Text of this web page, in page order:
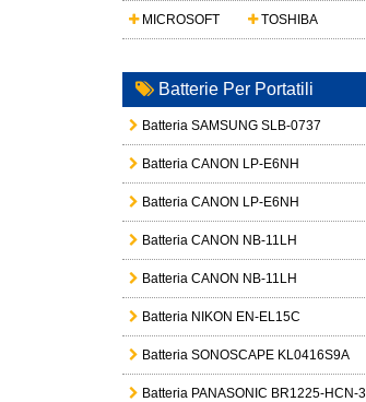
MICROSOFT TOSHIBA
Batterie Per Portatili
Batteria SAMSUNG SLB-0737
Batteria CANON LP-E6NH
Batteria CANON LP-E6NH
Batteria CANON NB-11LH
Batteria CANON NB-11LH
Batteria NIKON EN-EL15C
Batteria SONOSCAPE KL0416S9A
Batteria PANASONIC BR1225-HCN-3V